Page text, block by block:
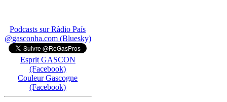
Podcasts sur Ràdio País
@gasconha.com (Bluesky)
Esprit GASCON
(Facebook)
Couleur Gascogne
(Facebook)